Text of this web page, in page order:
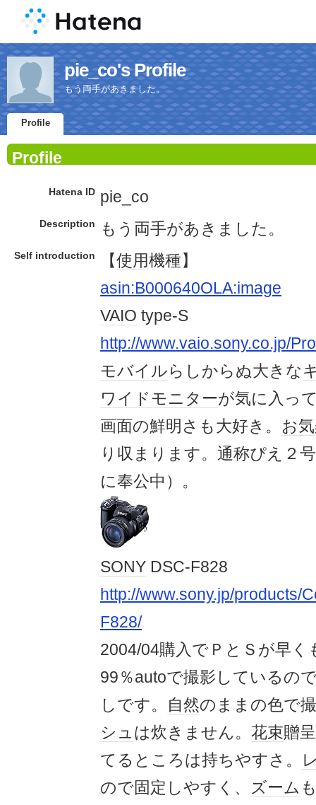
pie_co's Profile
もう両手があきました。
Profile
Profile
Hatena ID pie_co
Description もう両手があきました。
Self introduction 【使用機種】
asin:B000640OLA:image
VAIO type-S
http://www.vaio.sony.co.jp/
モバイルらしからぬ大きな
ワイドモニターが気に入っ
画面の鮮明さも大好き。 お
り収まります。通称ぴえ２
に奉公中）。
SONY DSC-F828
http://www.sony.jp/products/
F828/
2004/04購入でＰとＳが早く
99％autoで撮影しているの
しです。
自然のままの色で
シュは炊きません。 花束贈
てるところは持ちやすさ。
ので固定しやすく、 ズーム